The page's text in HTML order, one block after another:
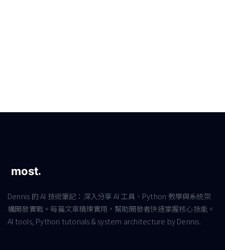
Dennis 的 AI 技術筆記：深入分享 AI 工具、Python 教學與系統架
構開發實戰。每篇文章精煉實用，幫助開發者快速掌握核心技能。
AI tools, Python tutorials & system architecture by Dennis.